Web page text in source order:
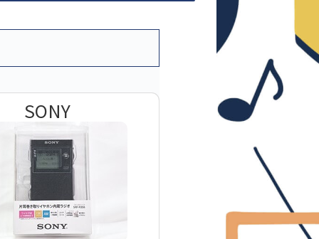
SONY